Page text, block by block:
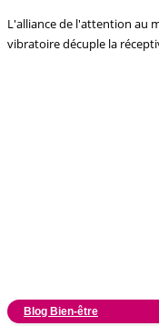
L'alliance de l'attention au
vibratoire décuple la
Blog Bien-être